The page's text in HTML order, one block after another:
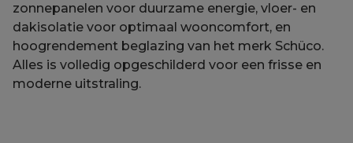
zonnepanelen voor duurzame energie, vloer- en
dakisolatie voor optimaal wooncomfort, en
hoogrendement beglazing van het merk Schüco.
Alles is volledig opgeschilderd voor een frisse en
moderne uitstraling.